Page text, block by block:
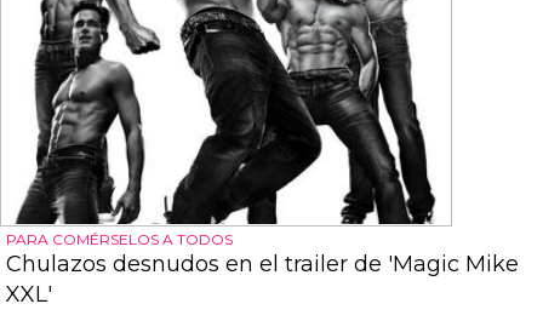
PARA COMÉRSELOS A TODOS
Chulazos desnudos en el trailer de 'Magic Mike
XXL'